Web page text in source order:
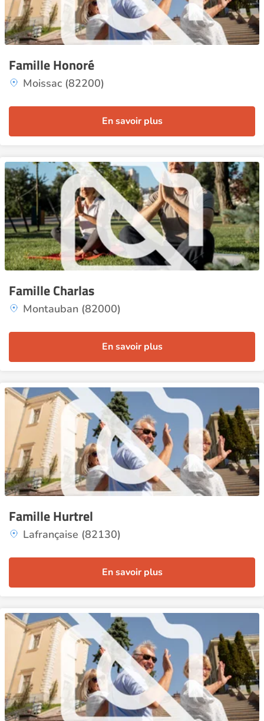
Famille Honoré
Moissac (82200)
En savoir plus
Famille Charlas
Montauban (82000)
En savoir plus
Famille Hurtrel
Lafrançaise (82130)
En savoir plus